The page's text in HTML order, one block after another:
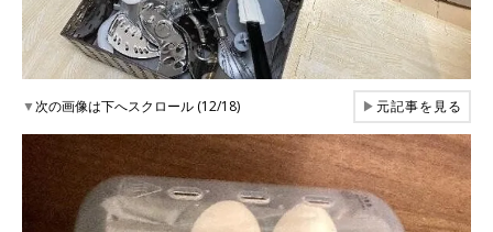
▼次の画像は下へスクロール (12/18) ▶元記事を見る